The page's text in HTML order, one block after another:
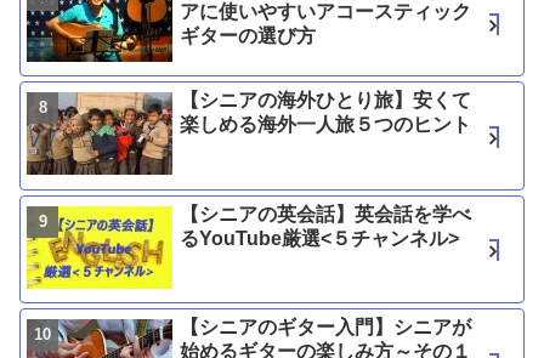
アに使いやすいアコースティック
ギターの選び方
【シニアの海外ひとり旅】安くて
楽しめる海外一人旅５つのヒント
【シニアの英会話】英会話を学べ
るYouTube厳選<５チャンネル>
【シニアのギター入門】シニアが
始めるギターの楽しみ方～その１